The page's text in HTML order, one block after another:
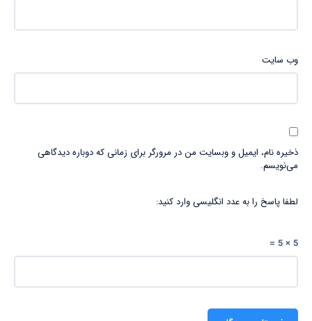
وب‌ سایت
ذخیره نام، ایمیل و وبسایت من در مرورگر برای زمانی که دوباره دیدگاهی
می‌نویسم.
لطفا پاسخ را به عدد انگلیسی وارد کنید:
5 × 5 =